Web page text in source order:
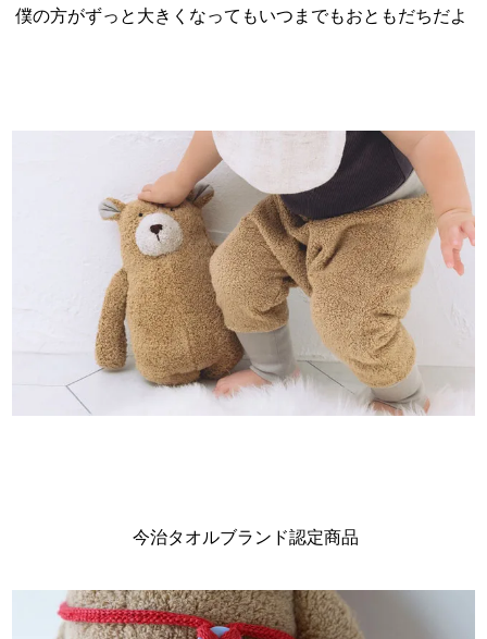
僕の方がずっと大きくなってもいつまでもおともだちだよ
今治タオルブランド認定商品